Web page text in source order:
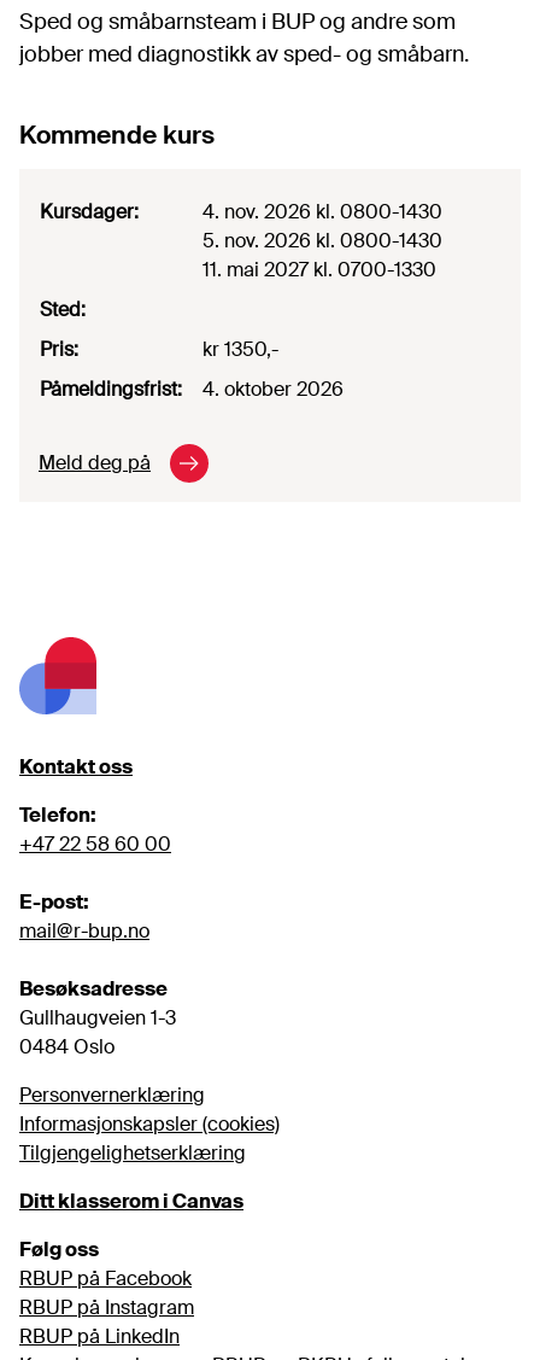
Sped og småbarnsteam i BUP og andre som
jobber med diagnostikk av sped- og småbarn.
Kommende kurs
Kursdager: 4. nov. 2026 kl. 0800-1430
5. nov. 2026 kl. 0800-1430
11. mai 2027 kl. 0700-1330
Sted:
Pris:
kr 1350,-
Påmeldingsfrist: 4. oktober 2026
Meld deg på
Footer
Kontakt oss
Telefon:
+47 22 58 60 00
E-post:
mail@r-bup.no
Besøksadresse
Gullhaugveien 1-3
0484 Oslo
Personvernerklæring
Informasjonskapsler (cookies)
Tilgjengelighetserklæring
Ditt klasserom i Canvas
Følg oss
RBUP på Facebook
RBUP på Instagram
RBUP på LinkedIn